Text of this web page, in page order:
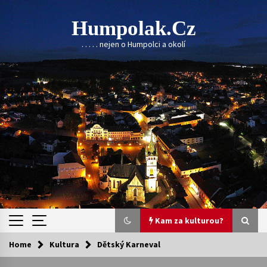
Skip
to
content
Humpolak.cz
. . . . . nejen o Humpolci a okolí
Kam za kulturou?
Kam za kulturou?
Home Kultura Dětský Karneval